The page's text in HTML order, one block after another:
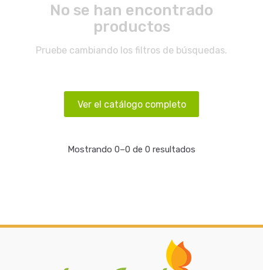
No se han encontrado
productos
Pruebe cambiando los filtros de búsquedas.
Ver el catálogo completo
Mostrando 0–0 de 0 resultados